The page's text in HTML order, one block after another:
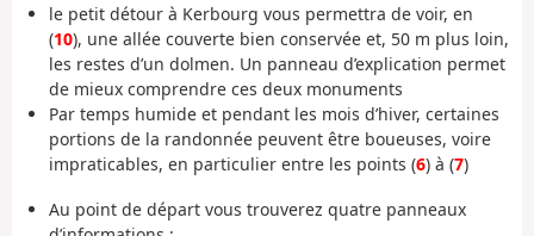
le petit détour à Kerbourg vous permettra de voir, en
(10), une allée couverte bien conservée et, 50 m plus loin,
les restes d’un dolmen. Un panneau d’explication permet
de mieux comprendre ces deux monuments
Par temps humide et pendant les mois d’hiver, certaines
portions de la randonnée peuvent être boueuses, voire
impraticables, en particulier entre les points (6) à (7)
Au point de départ vous trouverez quatre panneaux